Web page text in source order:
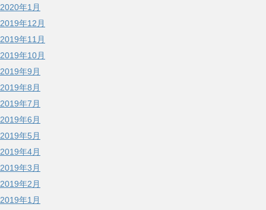
2020年1月
2019年12月
2019年11月
2019年10月
2019年9月
2019年8月
2019年7月
2019年6月
2019年5月
2019年4月
2019年3月
2019年2月
2019年1月